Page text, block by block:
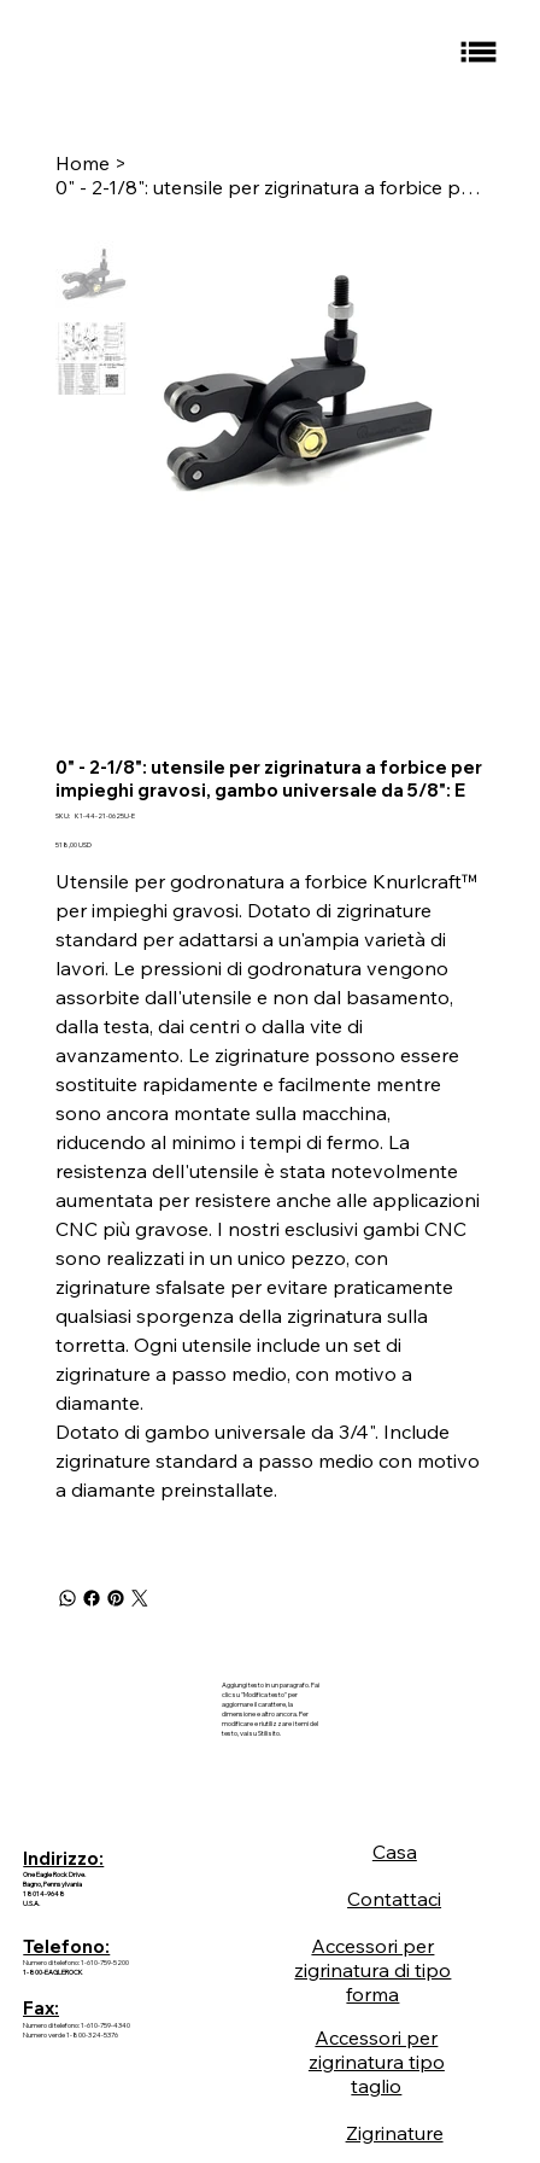
Home >
0" - 2-1/8": utensile per zigrinatura a forbice per impieghi gravosi, gambo universale da 5/8": E
0" - 2-1/8": utensile per zigrinatura a forbice per
impieghi gravosi, gambo universale da 5/8": E
SKU: SKU
44-
E
K1-44-21-0625U-E
Prezzo
518,00 USD
Utensile per godronatura a forbice Knurlcraft™
per impieghi gravosi. Dotato di zigrinature
standard per adattarsi a un'ampia varietà di
lavori. Le pressioni di godronatura vengono
assorbite dall'utensile e non dal basamento,
dalla testa, dai centri o dalla vite di
avanzamento. Le zigrinature possono essere
sostituite rapidamente e facilmente mentre
sono ancora montate sulla macchina,
riducendo al minimo i tempi di fermo. La
resistenza dell'utensile è stata notevolmente
aumentata per resistere anche alle applicazioni
CNC più gravose. I nostri esclusivi gambi CNC
sono realizzati in un unico pezzo, con
zigrinature sfalsate per evitare praticamente
qualsiasi sporgenza della zigrinatura sulla
torretta. Ogni utensile include un set di
zigrinature a passo medio, con motivo a
diamante.
Dotato di gambo universale da 3/4". Include
zigrinature standard a passo medio con motivo
a diamante preinstallate.
Aggiungi testo in un paragrafo. Fai
clic su "Modifica testo" per
aggiornare il carattere, la
dimensione e altro ancora. Per
modificare e riutilizzare i temi del
testo, vai su Stili sito.
Indirizzo:
One Eagle Rock Drive.
Bagno, Pennsylvania
18014-9648
U.S.A.
Telefono:
Numero di telefono: 1-610-759-5200
1-800-EAGLEROCK
Fax:
Numero di telefono: 1-610-759-4340
Numero verde 1-800-324-5376
Casa
Contattaci
Accessori per
zigrinatura di tipo
forma
Accessori per
zigrinatura tipo
taglio
Zigrinature